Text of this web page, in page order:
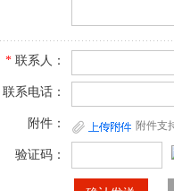
* 联系人：
联系电话：
附件： 附件支
验证码：